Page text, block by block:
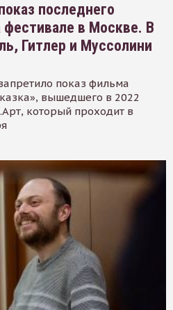
последнего
в Москве. В
Гитлер и Муссолини
показ фильма
вышедшего в 2022
который проходит в